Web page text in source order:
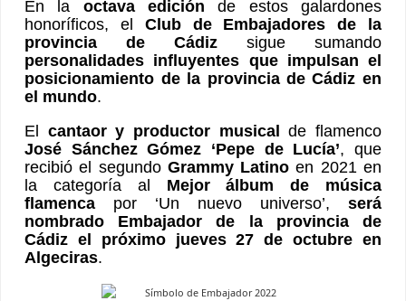
En la octava edición de estos galardones
honoríficos, el Club de Embajadores de la
provincia de Cádiz sigue sumando
personalidades influyentes que impulsan el
posicionamiento de la provincia de Cádiz en
el mundo.
El cantaor y productor musical de flamenco
José Sánchez Gómez ‘Pepe de Lucía’, que
recibió el segundo Grammy Latino en 2021 en
la categoría al Mejor álbum de música
flamenca por ‘Un nuevo universo’, será
nombrado Embajador de la provincia de
Cádiz el próximo jueves 27 de octubre en
Algeciras.